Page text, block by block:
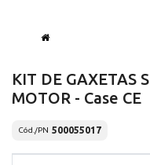
KIT DE GAXETAS
MOTOR - Case CE
Cód./PN 500055017